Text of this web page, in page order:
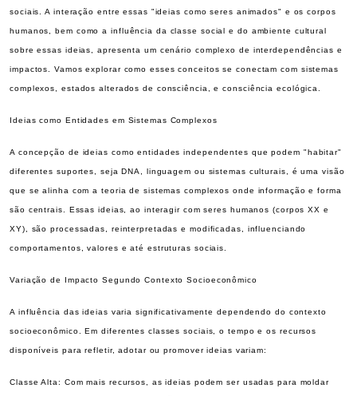
sociais. A interação entre essas "ideias como seres animados" e os corpos
humanos, bem como a influência da classe social e do ambiente cultural
sobre essas ideias, apresenta um cenário complexo de interdependências e
impactos. Vamos explorar como esses conceitos se conectam com sistemas
complexos, estados alterados de consciência, e consciência ecológica.
Ideias como Entidades em Sistemas Complexos
A concepção de ideias como entidades independentes que podem "habitar"
diferentes suportes, seja DNA, linguagem ou sistemas culturais, é uma visão
que se alinha com a teoria de sistemas complexos onde informação e forma
são centrais. Essas ideias, ao interagir com seres humanos (corpos XX e
XY), são processadas, reinterpretadas e modificadas, influenciando
comportamentos, valores e até estruturas sociais.
Variação de Impacto Segundo Contexto Socioeconômico
A influência das ideias varia significativamente dependendo do contexto
socioeconômico. Em diferentes classes sociais, o tempo e os recursos
disponíveis para refletir, adotar ou promover ideias variam:
Classe Alta: Com mais recursos, as ideias podem ser usadas para moldar